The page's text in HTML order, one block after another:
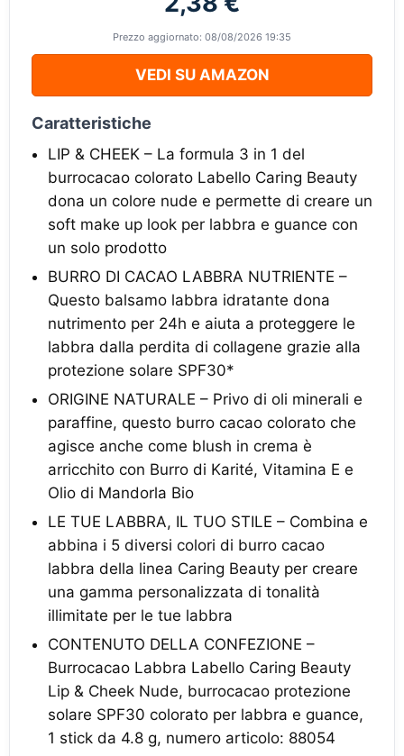
Prezzo aggiornato: 08/08/2026 19:35
VEDI SU AMAZON
Caratteristiche
LIP & CHEEK – La formula 3 in 1 del
burrocacao colorato Labello Caring Beauty
dona un colore nude e permette di creare un
soft make up look per labbra e guance con
un solo prodotto
BURRO DI CACAO LABBRA NUTRIENTE –
Questo balsamo labbra idratante dona
nutrimento per 24h e aiuta a proteggere le
labbra dalla perdita di collagene grazie alla
protezione solare SPF30*
ORIGINE NATURALE – Privo di oli minerali e
paraffine, questo burro cacao colorato che
agisce anche come blush in crema è
arricchito con Burro di Karité, Vitamina E e
Olio di Mandorla Bio
LE TUE LABBRA, IL TUO STILE – Combina e
abbina i 5 diversi colori di burro cacao
labbra della linea Caring Beauty per creare
una gamma personalizzata di tonalità
illimitate per le tue labbra
CONTENUTO DELLA CONFEZIONE –
Burrocacao Labbra Labello Caring Beauty
Lip & Cheek Nude, burrocacao protezione
solare SPF30 colorato per labbra e guance,
1 stick da 4.8 g, numero articolo: 88054